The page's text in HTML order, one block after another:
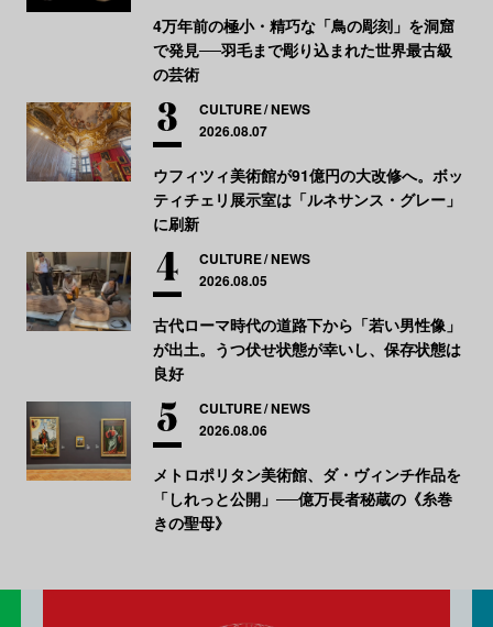
4万年前の極小・精巧な「鳥の彫刻」を洞窟
で発見──羽毛まで彫り込まれた世界最古級
の芸術
CULTURE NEWS
2026.08.07
ウフィツィ美術館が91億円の大改修へ。ボッ
ティチェリ展示室は「ルネサンス・グレー」
に刷新
CULTURE NEWS
2026.08.05
古代ローマ時代の道路下から「若い男性像」
が出土。うつ伏せ状態が幸いし、保存状態は
良好
CULTURE NEWS
2026.08.06
メトロポリタン美術館、ダ・ヴィンチ作品を
「しれっと公開」──億万長者秘蔵の《糸巻
きの聖母》